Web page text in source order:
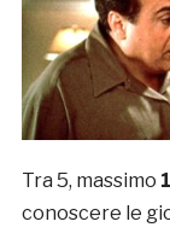
Tra 5, massimo
conoscere le